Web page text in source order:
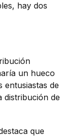
hay dos
un hueco
entusiastas de
distribución de
que